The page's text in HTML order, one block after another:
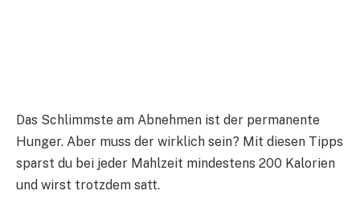
Das Schlimmste am Abnehmen ist der permanente
Hunger. Aber muss der wirklich sein? Mit diesen Tipps
sparst du bei jeder Mahlzeit mindestens 200 Kalorien
und wirst trotzdem satt.